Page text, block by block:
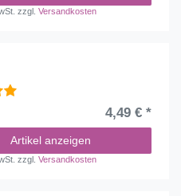
zzgl.Versandkosten
4,49 € *
Artikel anzeigen
zzgl.Versandkosten